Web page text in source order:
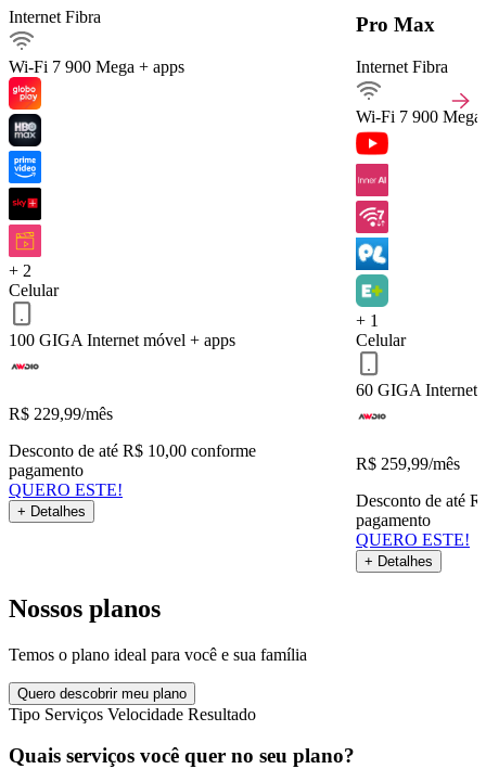
Internet Fibra
Wi-Fi 7 900 Mega + apps
+ 2
Celular
100 GIGA Internet móvel + apps
R$ 229,99/mês
Desconto de até R$ 10,00 conforme
pagamento
QUERO ESTE!
+ Detalhes
Pro Max
Internet Fibra
Wi-Fi 7 900 Mega
+ 1
Celular
60 GIGA Internet
R$ 259,99/mês
Desconto de até
pagamento
QUERO ESTE!
+ Detalhes
Nossos planos
Temos o plano ideal para você e sua família
Quero descobrir meu plano
Tipo Serviços Velocidade Resultado
Quais serviços você quer no seu plano?